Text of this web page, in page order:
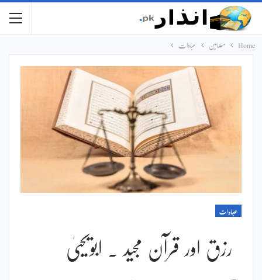
Home مضامین عبادات
عبادات
رزق اور قرآن مجید ۔ ابویحییٰ